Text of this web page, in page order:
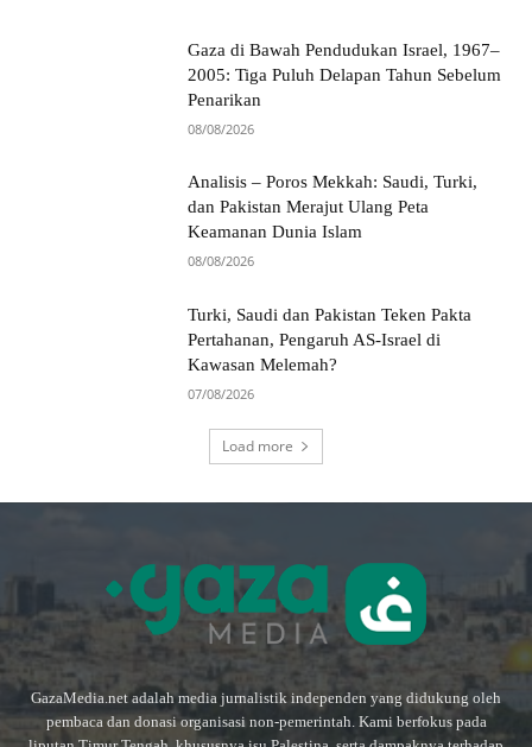
Gaza di Bawah Pendudukan Israel, 1967–
2005: Tiga Puluh Delapan Tahun Sebelum
Penarikan
08/08/2026
Analisis – Poros Mekkah: Saudi, Turki,
dan Pakistan Merajut Ulang Peta
Keamanan Dunia Islam
08/08/2026
Turki, Saudi dan Pakistan Teken Pakta
Pertahanan, Pengaruh AS-Israel di
Kawasan Melemah?
07/08/2026
Load more
GazaMedia.net adalah media jurnalistik independen yang didukung oleh
pembaca dan donasi organisasi non-pemerintah. Kami berfokus pada